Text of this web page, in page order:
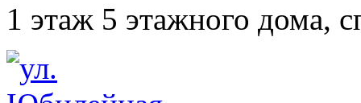
1 этаж 5 этажного дома,